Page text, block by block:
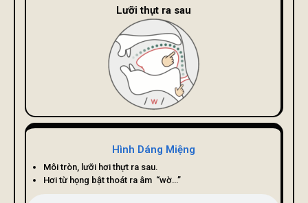
Lưỡi thụt ra sau
Hình Dáng Miệng
Môi tròn, lưỡi hơi thựt ra sau.
Hơi từ họng bật thoát ra âm “wờ…”